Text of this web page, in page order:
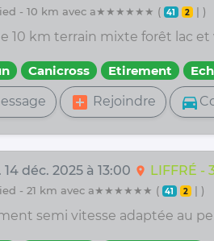
- 10 km avec a★★★★★★ ( 41 2 | )
10 km terrain mixte forêt lac et
Canicross Etirement
add_box Rejoindre directions_car
déc. 2025 à 13:00 location_on LIFFRÉ -
- 21 km avec a★★★★★★ ( 41 2 | )
semi vitesse adaptée au